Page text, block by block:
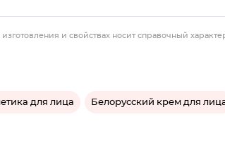
и свойствах носит справочный
для лица Белорусский крем для